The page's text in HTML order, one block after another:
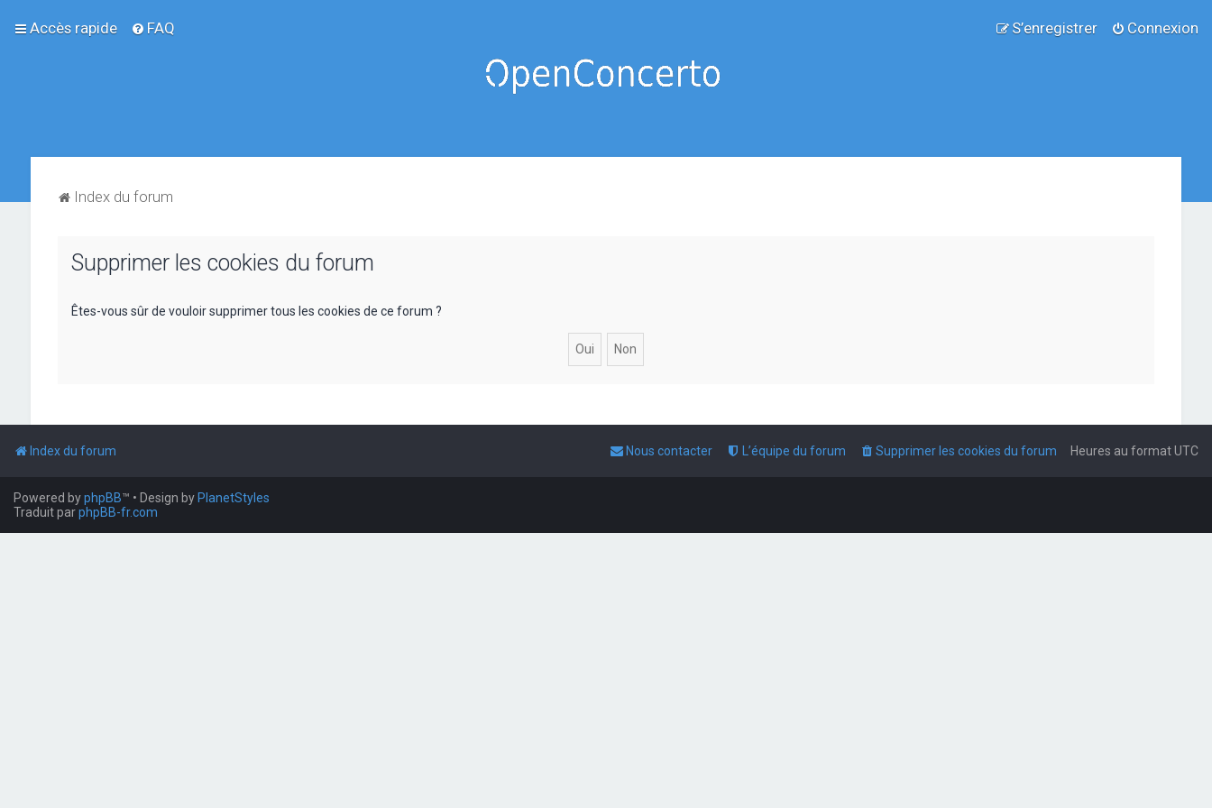
Accès rapide FAQ Connexion
S’enregistrer
Index du forum
Supprimer les cookies du forum
Êtes-vous sûr de vouloir supprimer tous les cookies de ce forum ?
Index du forum Heures au formatUTC
Supprimer les cookies du forum
L’équipe du forum
Nous contacter
Powered byphpBB™ • Design by PlanetStyles
Traduit parphpBB-fr.com